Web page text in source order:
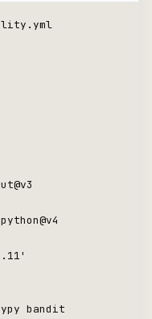
@v3
python@v4
bandit